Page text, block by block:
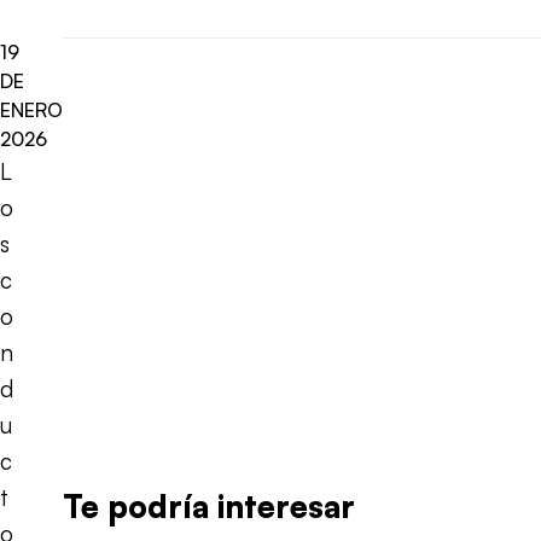
19
DE
ENERO
2026
L
o
s
c
o
n
d
u
c
t
o
Te podría interesar